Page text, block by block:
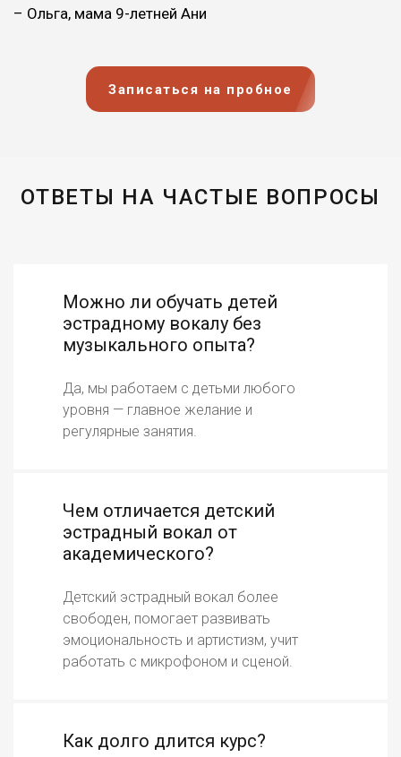
– Ольга, мама 9-летней Ани
Записаться на пробное
ОТВЕТЫ НА ЧАСТЫЕ ВОПРОСЫ
Можно ли обучать детей
эстрадному вокалу без
музыкального опыта?
Да, мы работаем с детьми любого
уровня — главное желание и
регулярные занятия.
Чем отличается детский
эстрадный вокал от
академического?
Детский эстрадный вокал более
свободен, помогает развивать
эмоциональность и артистизм, учит
работать с микрофоном и сценой.
Как долго длится курс?